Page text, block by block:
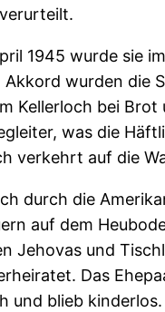
1945 wurde
wurden die
Kellerloch bei
was die
verkehrt auf die
durch die
auf dem
Jehovas und
Das
und blieb kinderlos.